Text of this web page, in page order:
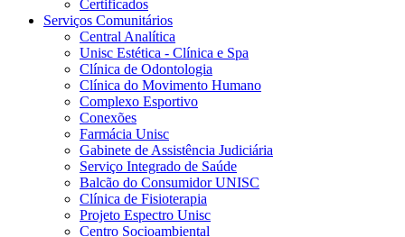
Certificados
Serviços Comunitários
Central Analítica
Unisc Estética - Clínica e Spa
Clínica de Odontologia
Clínica do Movimento Humano
Complexo Esportivo
Conexões
Farmácia Unisc
Gabinete de Assistência Judiciária
Serviço Integrado de Saúde
Balcão do Consumidor UNISC
Clínica de Fisioterapia
Projeto Espectro Unisc
Centro Socioambiental